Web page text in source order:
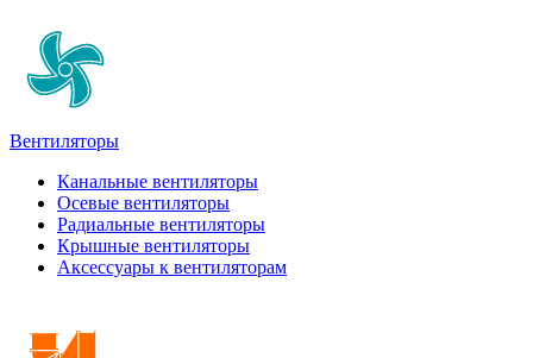
Вентиляторы
Канальные вентиляторы
Осевые вентиляторы
Радиальные вентиляторы
Крышные вентиляторы
Аксессуары к вентиляторам